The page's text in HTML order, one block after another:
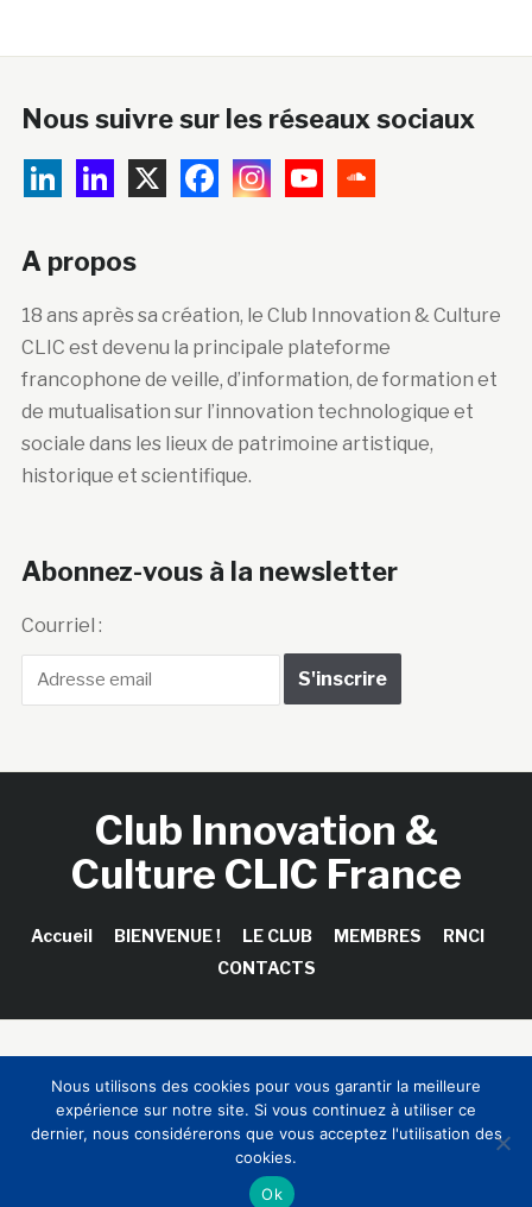
Nous suivre sur les réseaux sociaux
A propos
18 ans après sa création, le Club Innovation & Culture
CLIC est devenu la principale plateforme
francophone de veille, d’information, de formation et
de mutualisation sur l’innovation technologique et
sociale dans les lieux de patrimoine artistique,
historique et scientifique.
Abonnez-vous à la newsletter
Courriel :
Club Innovation &
Culture CLIC France
Accueil BIENVENUE ! LE CLUB MEMBRES
RNCI
CONTACTS
Sinapses Conseils
Nous utilisons des cookies pour vous garantir la meilleure
expérience sur notre site. Si vous continuez à utiliser ce
dernier, nous considérerons que vous acceptez l'utilisation des
cookies.
Ok